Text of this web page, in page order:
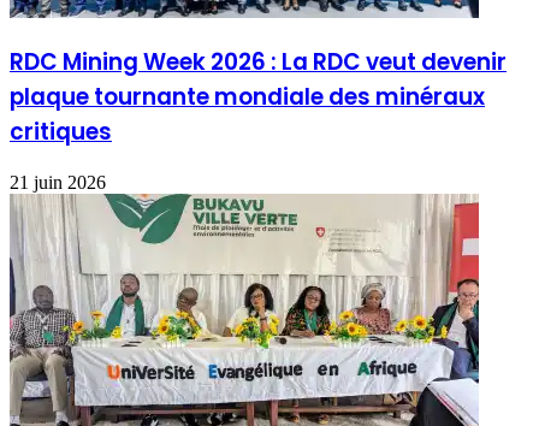
RDC Mining Week 2026 : La RDC veut devenir
plaque tournante mondiale des minéraux
critiques
21 juin 2026